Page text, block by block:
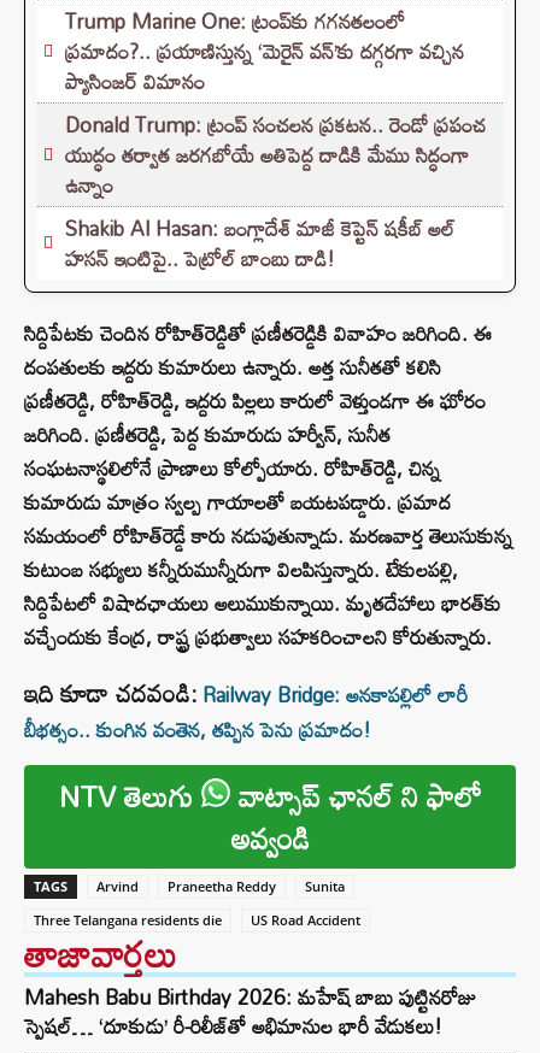
Trump Marine One: ట్రంప్‌కు గగనతలంలో
ప్రమాదం?.. ప్రయాణిస్తున్న ‘మెరైన్ వన్’కు దగ్గరగా వచ్చిన
ప్యాసింజర్ విమానం
Donald Trump: ట్రంప్ సంచలన ప్రకటన.. రెండో ప్రపంచ
యుద్ధం తర్వాత జరగబోయే అతిపెద్ద దాడికి మేము సిద్ధంగా
ఉన్నాం
Shakib Al Hasan: బంగ్లాదేశ్ మాజీ కెప్టెన్ షకీబ్ అల్
హసన్ ఇంటిపై.. పెట్రోల్ బాంబు దాడి!
సిద్దిపేటకు చెందిన రోహిత్‌రెడ్డితో ప్రణీతరెడ్డికి వివాహం జరిగింది. ఈ
దంపతులకు ఇద్దరు కుమారులు ఉన్నారు. అత్త సునీతతో కలిసి
ప్రణీతరెడ్డి, రోహిత్‌రెడ్డి, ఇద్దరు పిల్లలు కారులో వెళ్తుండగా ఈ ఘోరం
జరిగింది. ప్రణీతరెడ్డి, పెద్ద కుమారుడు హర్వీన్‌, సునీత
సంఘటనాస్థలిలోనే ప్రాణాలు కోల్పోయారు. రోహిత్‌రెడ్డి, చిన్న
కుమారుడు మాత్రం స్వల్ప గాయాలతో బయటపడ్డారు. ప్రమాద
సమయంలో రోహిత్‌రెడ్డే కారు నడుపుతున్నాడు. మరణవార్త తెలుసుకున్న
కుటుంబ సభ్యులు కన్నీరుమున్నీరుగా విలపిస్తున్నారు. టేకులపల్లి,
సిద్దిపేటలో విషాదఛాయలు అలుముకున్నాయి. మృతదేహాలు భారత్‌కు
వచ్చేందుకు కేంద్ర, రాష్ట్ర ప్రభుత్వాలు సహకరించాలని కోరుతున్నారు.
ఇది కూడా చదవండి:Railway Bridge: అనకాపల్లిలో లారీ
బీభత్సం.. కుంగిన వంతెన, తప్పిన పెను ప్రమాదం!
NTV తెలుగు వాట్సాప్ ఛానల్ ని ఫాలో
అవ్వండి
TAGS Arvind Praneetha Reddy
Sunita
Three Telangana residents die
US Road Accident
తాజావార్తలు
Mahesh Babu Birthday 2026: మహేష్ బాబు పుట్టినరోజు
స్పెషల్… ‘దూకుడు’ రీ-రిలీజ్‌తో అభిమానుల భారీ వేడుకలు!